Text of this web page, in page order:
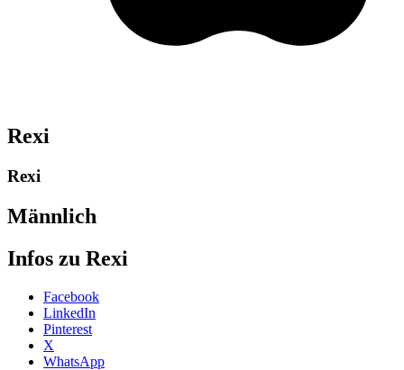
Rexi
Rexi
Männlich
Infos zu Rexi
Share
post
"Rexi-
2008"
Facebook
LinkedIn
Pinterest
X
WhatsApp